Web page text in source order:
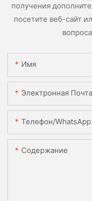
получения
посетите веб-сайт
Имя
Электронная Почта
Телефон/WhatsApp
Содержание